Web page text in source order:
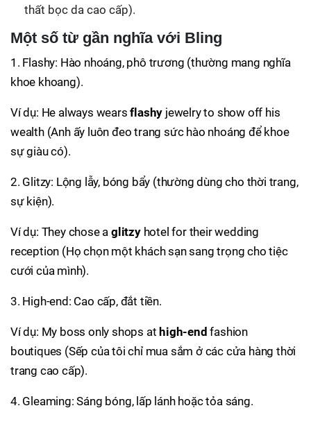
thất bọc da cao cấp).
Một số từ gần nghĩa với Bling
1. Flashy: Hào nhoáng, phô trương (thường mang nghĩa
khoe khoang).
Ví dụ: He always wearsflashy jewelry to show off his
wealth (Anh ấy luôn đeo trang sức hào nhoáng để khoe
sự giàu có).
2. Glitzy: Lộng lẫy, bóng bẩy (thường dùng cho thời trang,
sự kiện).
Ví dụ: They chose a glitzyhotel for their wedding
reception (Họ chọn một khách sạn sang trọng cho tiệc
cưới của mình).
3. High-end: Cao cấp, đắt tiền.
Ví dụ: My boss only shops at high-end fashion
boutiques (Sếp của tôi chỉ mua sắm ở các cửa hàng thời
trang cao cấp).
4. Gleaming: Sáng bóng, lấp lánh hoặc tỏa sáng.